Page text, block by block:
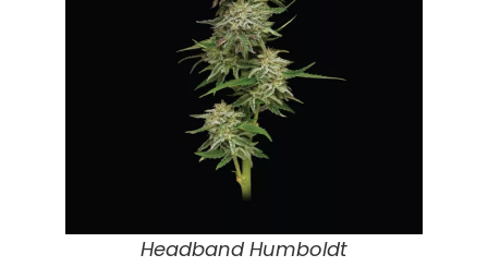
Headband Humboldt